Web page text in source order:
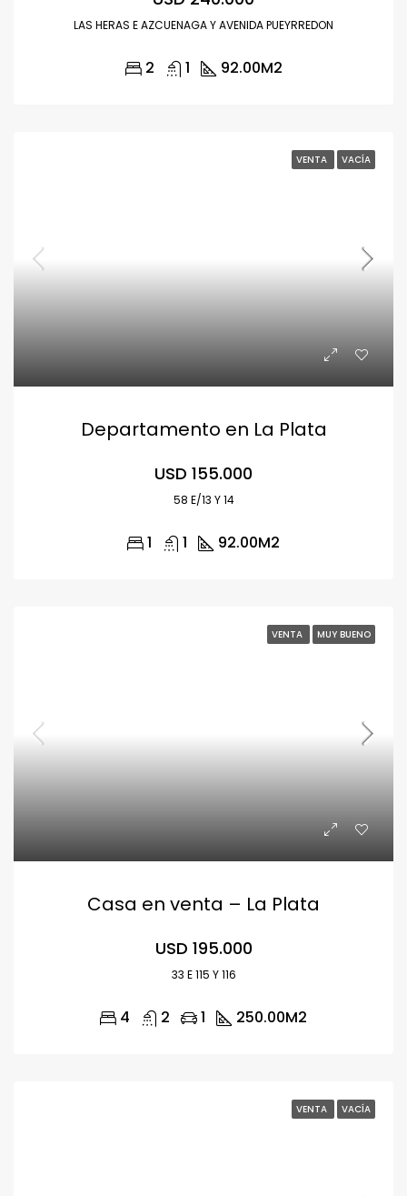
LAS HERAS E AZCUENAGA Y AVENIDA PUEYRREDON
2 1 92.00M2
VENTA VACÍA
Departamento en La Plata
USD 155.000
58 E/13 Y 14
1 1 92.00M2
VENTA MUY BUENO
Casa en venta – La Plata
USD 195.000
33 E 115 Y 116
4 2 1 250.00M2
VENTA VACÍA